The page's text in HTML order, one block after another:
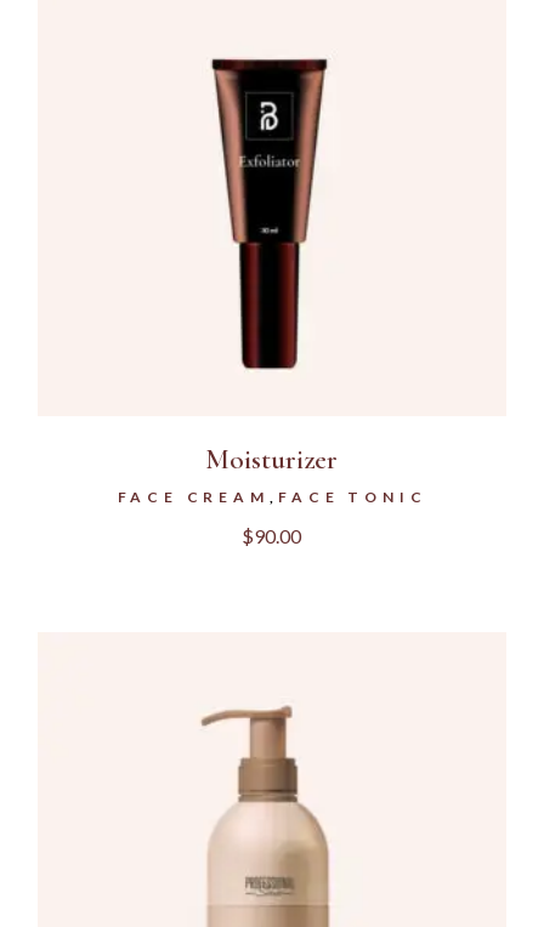
Moisturizer
FACE CREAM FACE TONIC
$90.00